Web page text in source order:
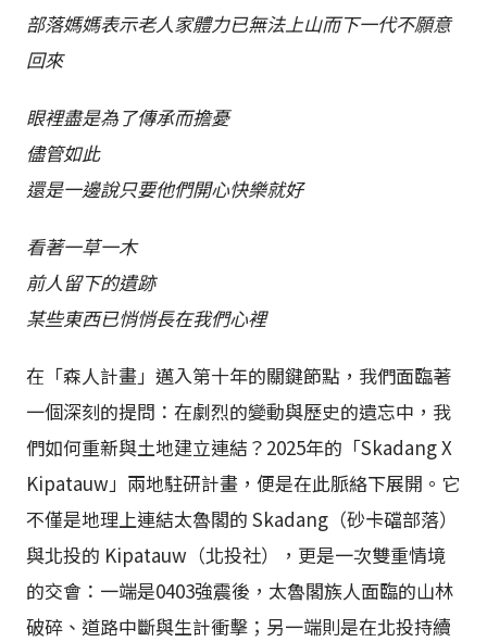
部落媽媽表示老人家體力已無法上山而下一代不願意
回來
眼裡盡是為了傳承而擔憂
儘管如此
還是一邊說只要他們開心快樂就好
看著一草一木
前人留下的遺跡
某些東西已悄悄長在我們心裡
在「森人計畫」邁入第十年的關鍵節點，我們面臨著
一個深刻的提問：在劇烈的變動與歷史的遺忘中，我
們如何重新與土地建立連結？2025年的「Skadang X
Kipatauw」兩地駐研計畫，便是在此脈絡下展開。它
不僅是地理上連結太魯閣的 Skadang（砂卡礑部落）
與北投的 Kipatauw（北投社），更是一次雙重情境
的交會：一端是0403強震後，太魯閣族人面臨的山林
破碎、道路中斷與生計衝擊；另一端則是在北投持續